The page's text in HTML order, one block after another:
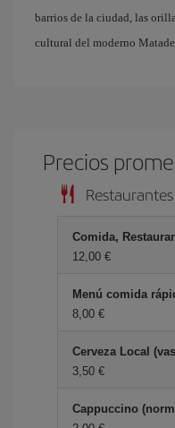
barrios de la ciudad, las
cultural del moderno
Precios
Restaurantes
Comida,
12,00 €
Menú comida
8,00 €
Cerveza Local
3,50 €
Cappuccino